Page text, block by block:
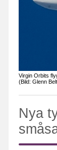
Virgin Orbits
(Bild: Glenn
Nya